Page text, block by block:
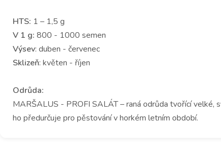
HTS: 1 – 1,5 g
V 1 g: 800 - 1000 semen
Výsev: duben - červenec
Sklizeň: květen - říjen
Odrůda:
MARŠALUS - PROFI SALÁT – raná odrůda tvořící velké,
ho předurčuje pro pěstování v horkém letním období.